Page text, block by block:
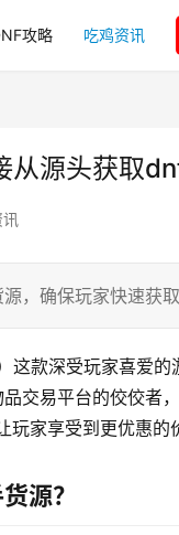
攻略 吃鸡资讯
源头获取
，确保玩家快速获取
这款深受玩家喜爱
交易平台的佼佼者
家享受到更优惠的
源？